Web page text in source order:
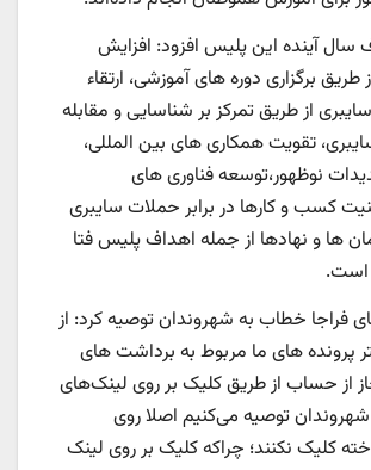
سال آینده این پلیس افزود: افزایش
برگزاری دوره های آموزشی، ارتقاء
سایبری از طریق تمرکز بر شناسایی و مقابله
تقویت همکاری های بین المللی،
نوظهور،توسعه فناوری های
کسب و کارها در برابر حملات سایبری
ها و نهادها از جمله اهداف پلیس فتا
فراجا خطاب به شهروندان توصیه کرد: از
پرونده های ما مربوط به برداشت های
از حساب از طریق کلیک بر روی لینک‌های
توصیه می‌کنیم اصلا روی
کلیک نکنند؛ چراکه کلیک بر روی لینک